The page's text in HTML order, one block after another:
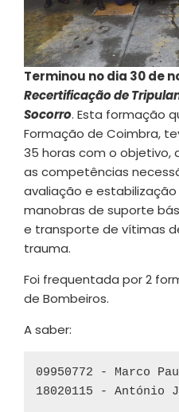
Terminou no dia 30 de
Recertificação de
Socorro. Esta formação
Formação de Coimbra,
35 horas com o objetivo,
as competências
avaliação e
manobras de suporte
e transporte de vítimas
trauma.
Foi frequentada por 2
de Bombeiros.
A saber:
09950772 - Marco